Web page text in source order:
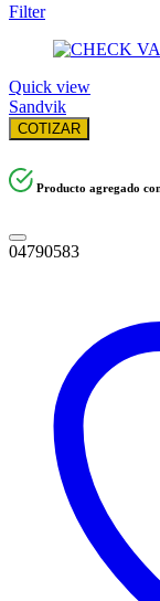
Filter
Quick view
Sandvik
COTIZAR
Producto agregado
04790583